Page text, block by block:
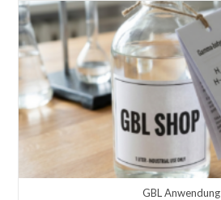
So
Erkennst
Du
GHB
Und
GBL
In
Deinem
Drink
GBL Anwendung